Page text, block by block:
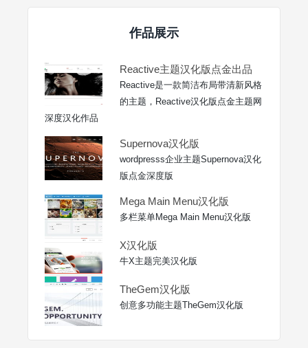
作品展示
Reactive主题汉化版点金出品
Reactive是一款简洁布局带清新风格
的主题，Reactive汉化版点金主题网
深度汉化作品
Supernova汉化版
wordpresss企业主题Supernova汉化
版点金深度版
Mega Main Menu汉化版
多栏菜单Mega Main Menu汉化版
X汉化版
牛X主题完美汉化版
TheGem汉化版
创意多功能主题TheGem汉化版